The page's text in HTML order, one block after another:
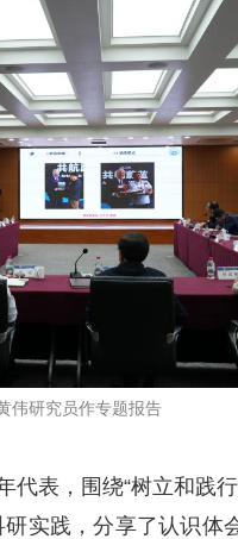
伟研究员作专题报告
表，围绕“树立和践
实践，分享了认识体